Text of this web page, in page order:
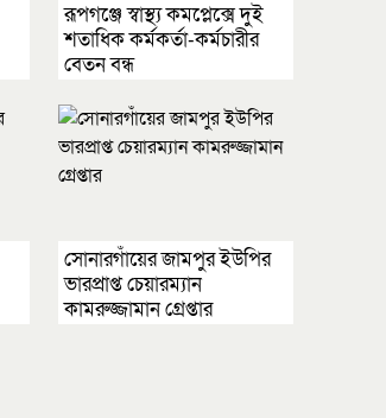
রূপগঞ্জে স্বাস্থ্য কমপ্লেক্সে দুই
শতাধিক কর্মকর্তা-কর্মচারীর
বেতন বন্ধ
সোনারগাঁয়ের জামপুর ইউপির
ভারপ্রাপ্ত চেয়ারম্যান
কামরুজ্জামান গ্রেপ্তার